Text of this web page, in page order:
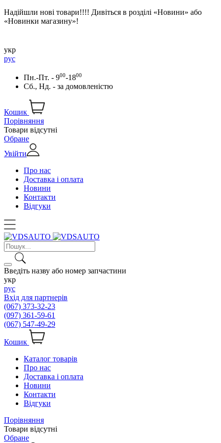
Надійшли нові товари!!!! Дивіться в розділі «Новини» або
«Новинки магазину»!
укр
рус
Пн.-Пт. - 900-1800
Сб., Нд. - за домовленістю
Кошик
Порівняння
Товари відсутні
Обране
Увійти
Про нас
Доставка і оплата
Новини
Контакти
Відгуки
Введіть назву або номер запчастини
укр
рус
Вхід для партнерів
(067) 373-32-23
(097) 361-59-61
(067) 547-49-29
Кошик
Каталог товарів
Про нас
Доставка і оплата
Новини
Контакти
Відгуки
Порівняння
Товари відсутні
Обране